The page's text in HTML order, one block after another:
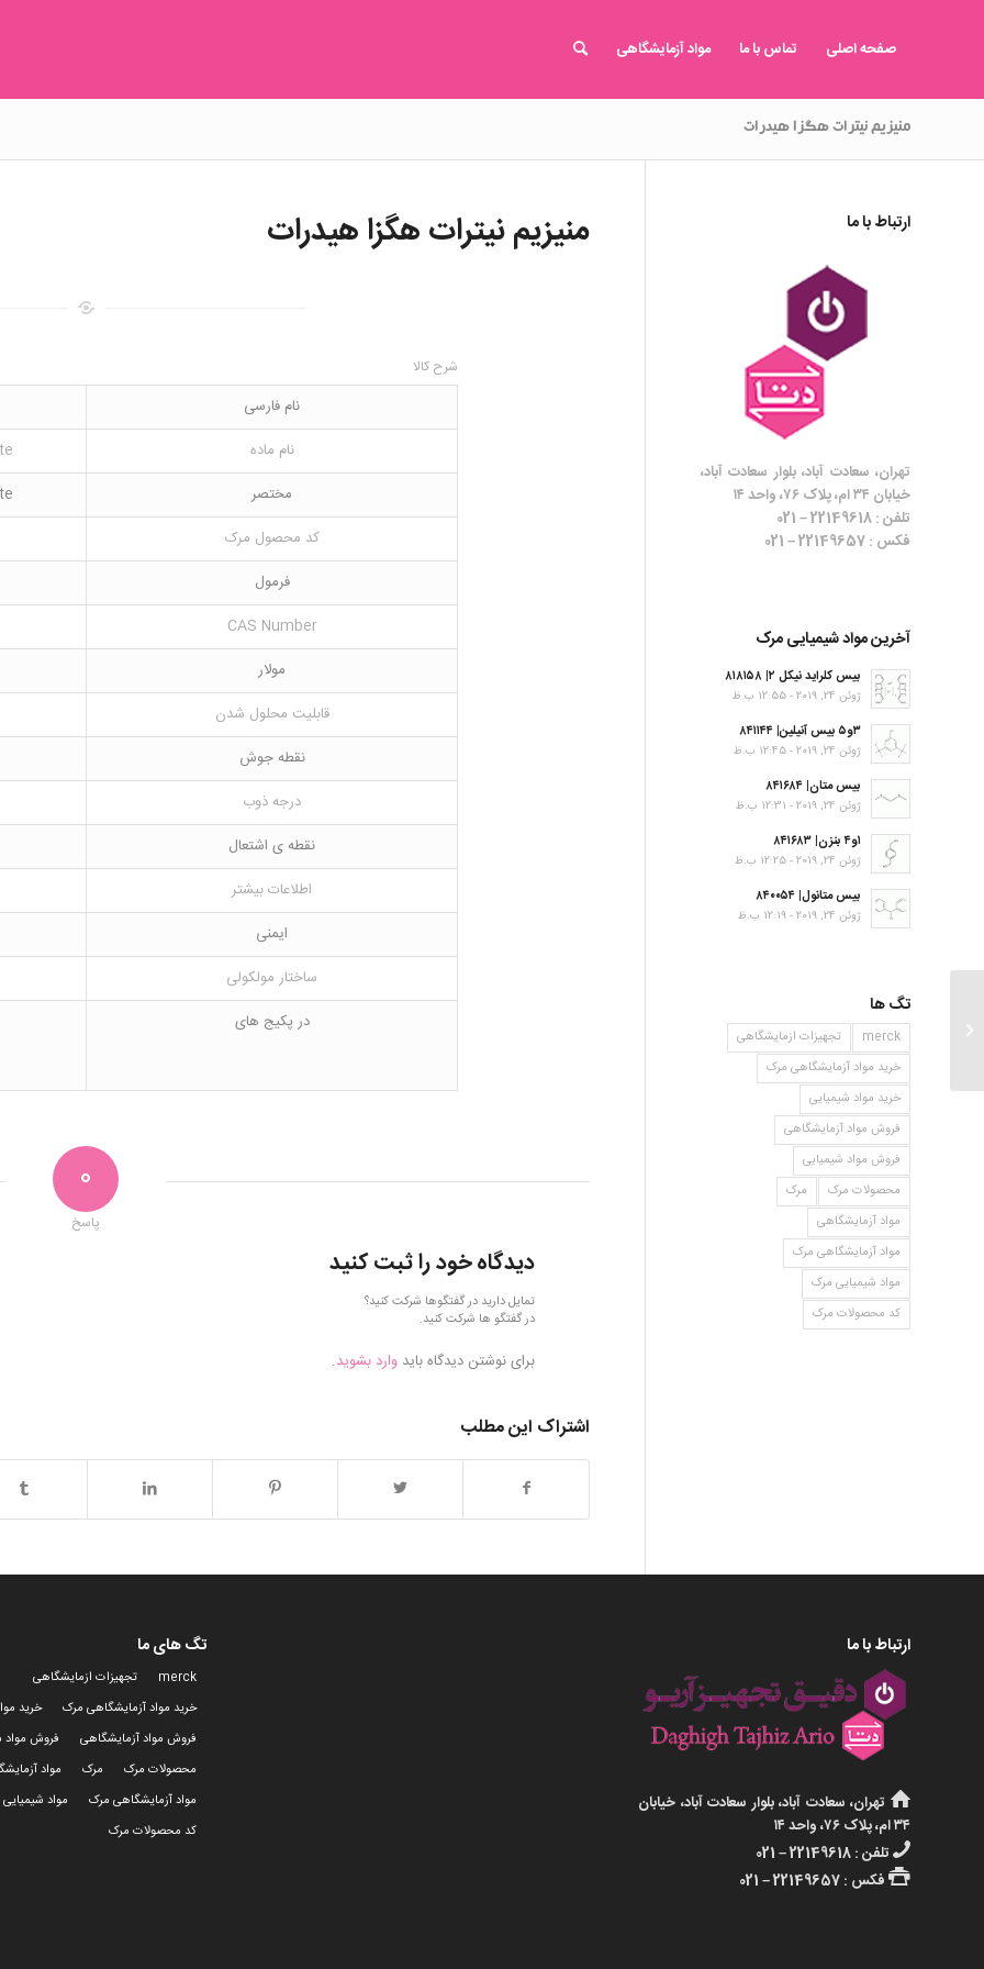
صفحه اصلی تماس با ما مواد آزمایشگاهی
منیزیم نیترات هگزا هیدرات
منیزیم نیترات هگزا هیدرات
شرح کالا
نام فارسی
نام ماده
مختصر
کد محصول مرک
فرمول
CAS Number
مولار
قابلیت محلول شدن
نقطه جوش
درجه ذوب
نقطه ی اشتعال
اطلاعات بیشتر
ایمنی
ساختار مولکولی
در پکیج های
0
پاسخ
دیدگاه خود را ثبت کنید
تمایل دارید در گفتگوها شرکت کنید؟
در گفتگو ها شرکت کنید.
برای نوشتن دیدگاه باید وارد بشوید.
اشتراک این مطلب
ارتباط با ما
تهران، سعادت آباد، بلوار سعادت آباد،
خیابان ۳۴ ام، پلاک ۷۶، واحد ۱۴
تلفن : 22149618 – 021
فکس : 22149657 – 021
آخرین مواد شیمیایی مرک
بیس کلراید نیکل ۲| ۸۱۸۱۵۸
ژوئن 24, 2019 - 12:55 ب.ظ
۳و۵ بیس آنیلین| ۸۴۱۱۴۴
ژوئن 24, 2019 - 12:45 ب.ظ
بیس متان| ۸۴۱۶۸۴
ژوئن 24, 2019 - 12:31 ب.ظ
۱و۴ بنزن| ۸۴۱۶۸۳
ژوئن 24, 2019 - 12:25 ب.ظ
بیس متانول| ۸۴۰۰۵۴
ژوئن 24, 2019 - 12:19 ب.ظ
تگ ها
merck
تجهیزات ازمایشگاهی
خرید مواد آزمایشگاهی مرک
خرید مواد شیمیایی
فروش مواد آزمایشگاهی
فروش مواد شیمیایی
محصولات مرک
مرک
مواد آزمایشگاهی
مواد آزمایشگاهی مرک
مواد شیمیایی مرک
کد محصولات مرک
ارتباط با ما
تهران، سعادت آباد، بلوار سعادت آباد، خیابان
۳۴ ام، پلاک ۷۶، واحد ۱۴
تلفن : 22149618 – 021
فکس : 22149657 – 021
تگ های ما
merck
تجهیزات ازمایشگاهی
خرید مواد آزمایشگاهی مرک
خرید
فروش مواد آزمایشگاهی
فروش مواد
محصولات مرک
مرک
مواد
مواد آزمایشگاهی مرک
مواد
کد محصولات مرک
اکسید منیزیم